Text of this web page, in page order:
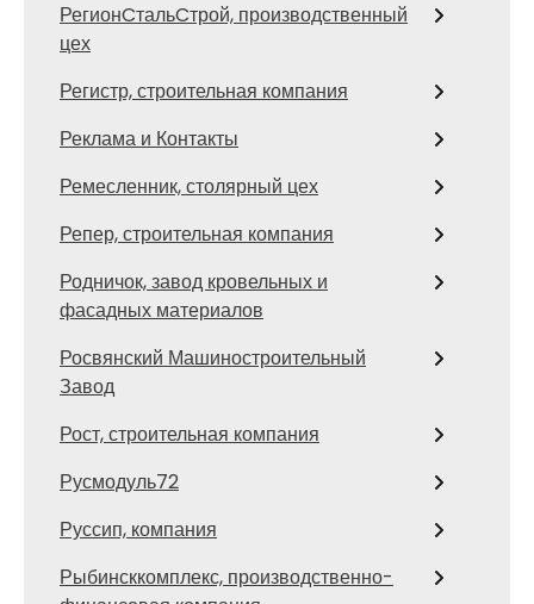
РегионCтальCтрой, производственный
цех
Регистр, строительная компания
Реклама и Контакты
Ремесленник, столярный цех
Репер, строительная компания
Родничок, завод кровельных и
фасадных материалов
Росвянский Машиностроительный
Завод
Рост, строительная компания
Русмодуль72
Руссип, компания
Рыбинсккомплекс, производственно-